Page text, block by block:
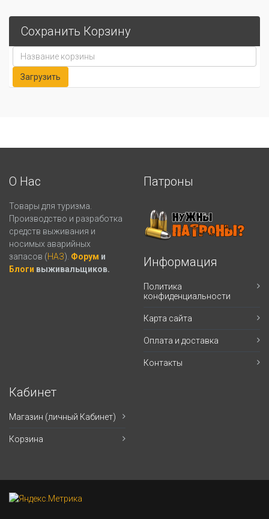
Сохранить Корзину
О Нас
Товары для туризма.
Производство и разработка
средств выживания и
носимых аварийных
запасов (НАЗ). Форум и
Блоги выживальщиков.
Патроны
Информация
Политика
конфиденциальности
Карта сайта
Оплата и доставка
Контакты
Кабинет
Магазин (личный Кабинет)
Корзина